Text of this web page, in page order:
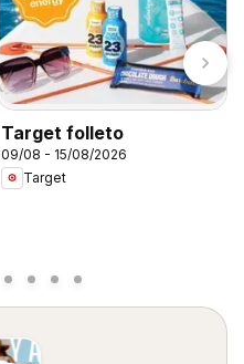
Target folleto
09/08 - 15/08/2026
Target